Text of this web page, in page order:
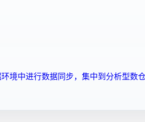
境中进行数据同步，集中到分析型数